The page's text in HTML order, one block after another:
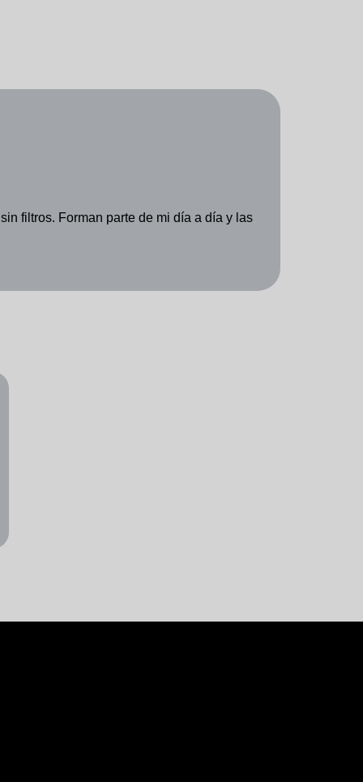
filtros. Forman parte de mi día a día y las